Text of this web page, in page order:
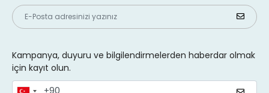
Kampanya, duyuru ve bilgilendirmelerden haberdar olmak
için kayıt olun.